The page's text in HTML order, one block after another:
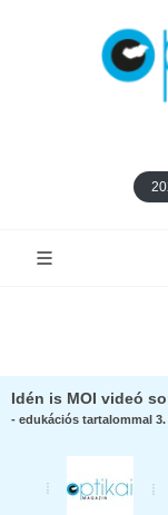
Idén is MOI videó
- edukációs tartalommal 3.